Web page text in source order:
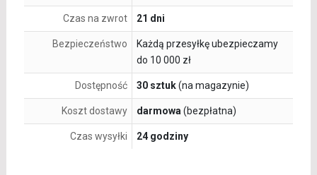
Czas na zwrot 21 dni
Bezpieczeństwo
Każdą przesyłkę ubezpieczamy
do 10 000 zł
Dostępność 30 sztuk(na magazynie)
Koszt dostawy darmowa (bezpłatna)
Czas wysyłki 24 godziny